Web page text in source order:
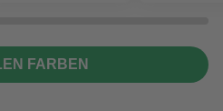
FARBEN